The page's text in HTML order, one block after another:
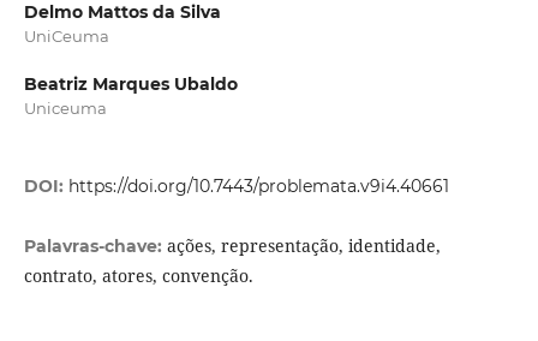
Delmo Mattos da Silva
UniCeuma
Beatriz Marques Ubaldo
Uniceuma
DOI: https://doi.org/10.7443/problemata.v9i4.40661
Palavras-chave: ações, representação, identidade,
contrato, atores, convenção.